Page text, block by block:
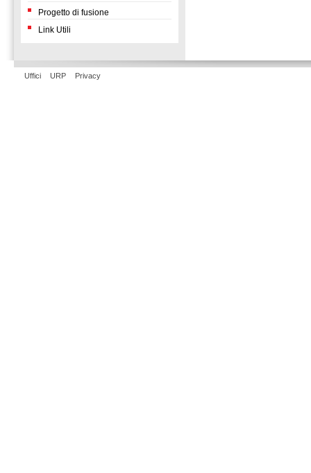
Progetto di fusione
Link Utili
Uffici URP Privacy